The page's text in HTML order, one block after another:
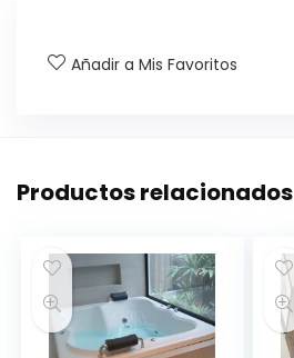
Añadir a Mis Favoritos
Productos relacionados